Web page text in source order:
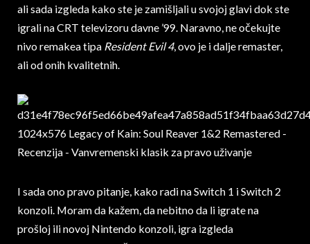
ali sada izgleda kako ste je zamišljali u svojoj glavi dok ste
igrali na CRT televizoru davne ’99. Naravno, ne očekujte
nivo remakea tipa Resident Evil 4, ovo je i dalje remaster,
ali od onih kvalitetnih.
I sada ono pravo pitanje, kako radi na Switch 1 i Switch 2
konzoli. Moram da kažem, da nebitno da li igrate na
prošloj ili novoj Nintendo konzoli, igra izgleda